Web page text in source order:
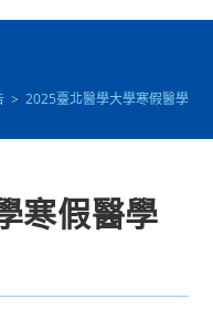
> 2025臺北醫學大學寒假醫學營
寒假醫學